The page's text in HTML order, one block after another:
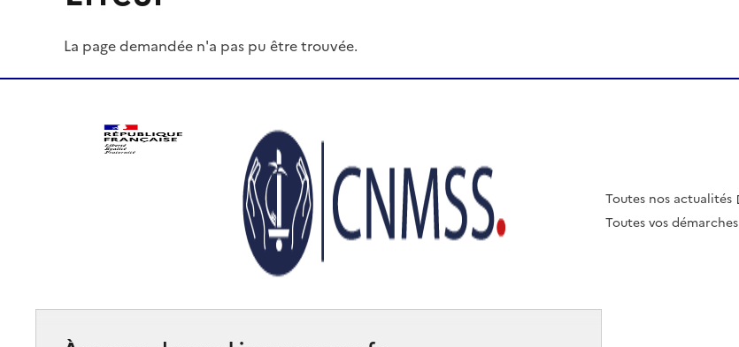
La page demandée n'a pas pu être trouvée.
Accès
rapide
Toutes nos actualités
Toutes vos démarches